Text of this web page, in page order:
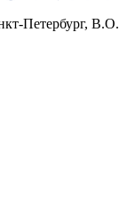
Петербург, В.О.